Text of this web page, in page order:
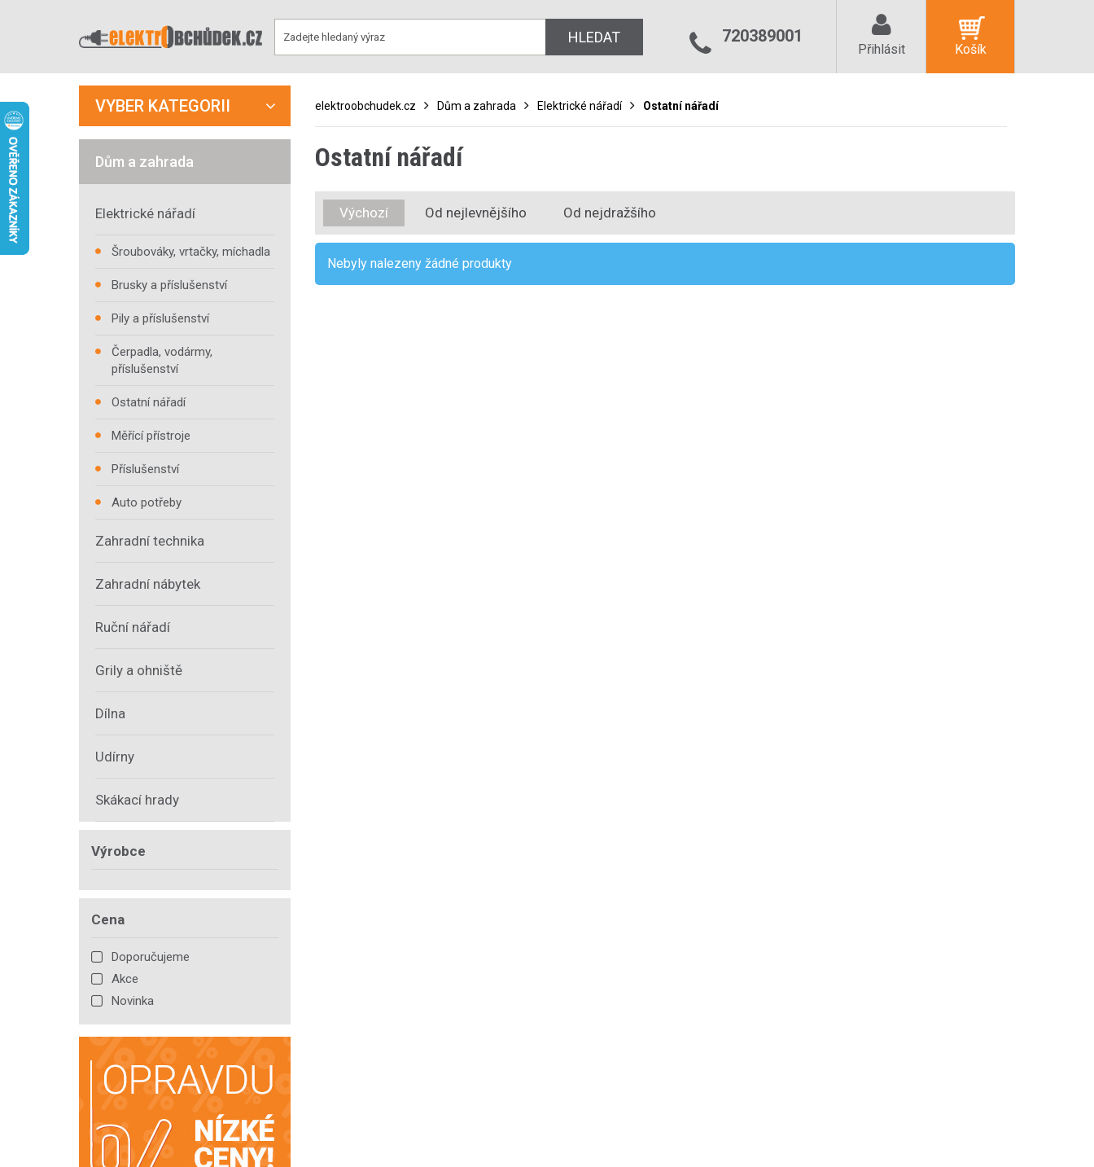
HLEDAT 720389001
Přihlásit Košík
VYBER KATEGORII elektroobchudek.cz Dům a zahrada Elektrické nářadí Ostatní nářadí
Dům a zahrada
Elektrické nářadí
Šroubováky, vrtačky, míchadla
Brusky a příslušenství
Pily a příslušenství
Čerpadla, vodármy,
příslušenství
Ostatní nářadí
Měřící přístroje
Příslušenství
Auto potřeby
Zahradní technika
Zahradní nábytek
Ruční nářadí
Grily a ohniště
Dílna
Udírny
Skákací hrady
Výrobce
Cena
Doporučujeme
Akce
Novinka
Ostatní nářadí
Výchozí Od nejlevnějšího Od nejdražšího
Nebyly nalezeny žádné produkty